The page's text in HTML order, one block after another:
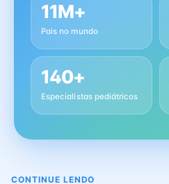
11M+
Pais no mundo
140+
Especialistas pediátricos
CONTINUE LENDO